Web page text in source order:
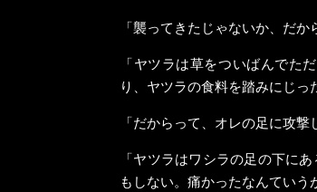
「襲ってきたじゃないか、だか
「ヤツラは草をついばんでた
り、ヤツラの食料を踏みにじっ
「だからって、オレの足に攻
「ヤツラはワシラの足の下に
もしない。痛かったなんていう